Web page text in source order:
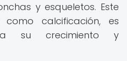
y esqueletos. Este
como calcificación, es
su crecimiento y